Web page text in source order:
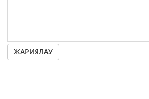
ЖАРИЯЛАУ